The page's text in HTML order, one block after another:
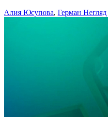
Алия Юсупова, Герман Негляд